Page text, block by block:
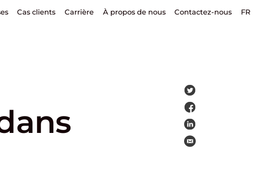
Cas clients Carrière À propos de nous Contactez-nous FR